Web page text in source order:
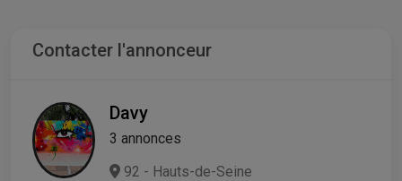
Contacter l'annonceur
Davy
3 annonces
92 - Hauts-de-Seine